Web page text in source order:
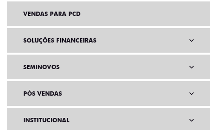
VENDAS PARA PCD
SOLUÇÕES FINANCEIRAS
SEMINOVOS
PÓS VENDAS
INSTITUCIONAL